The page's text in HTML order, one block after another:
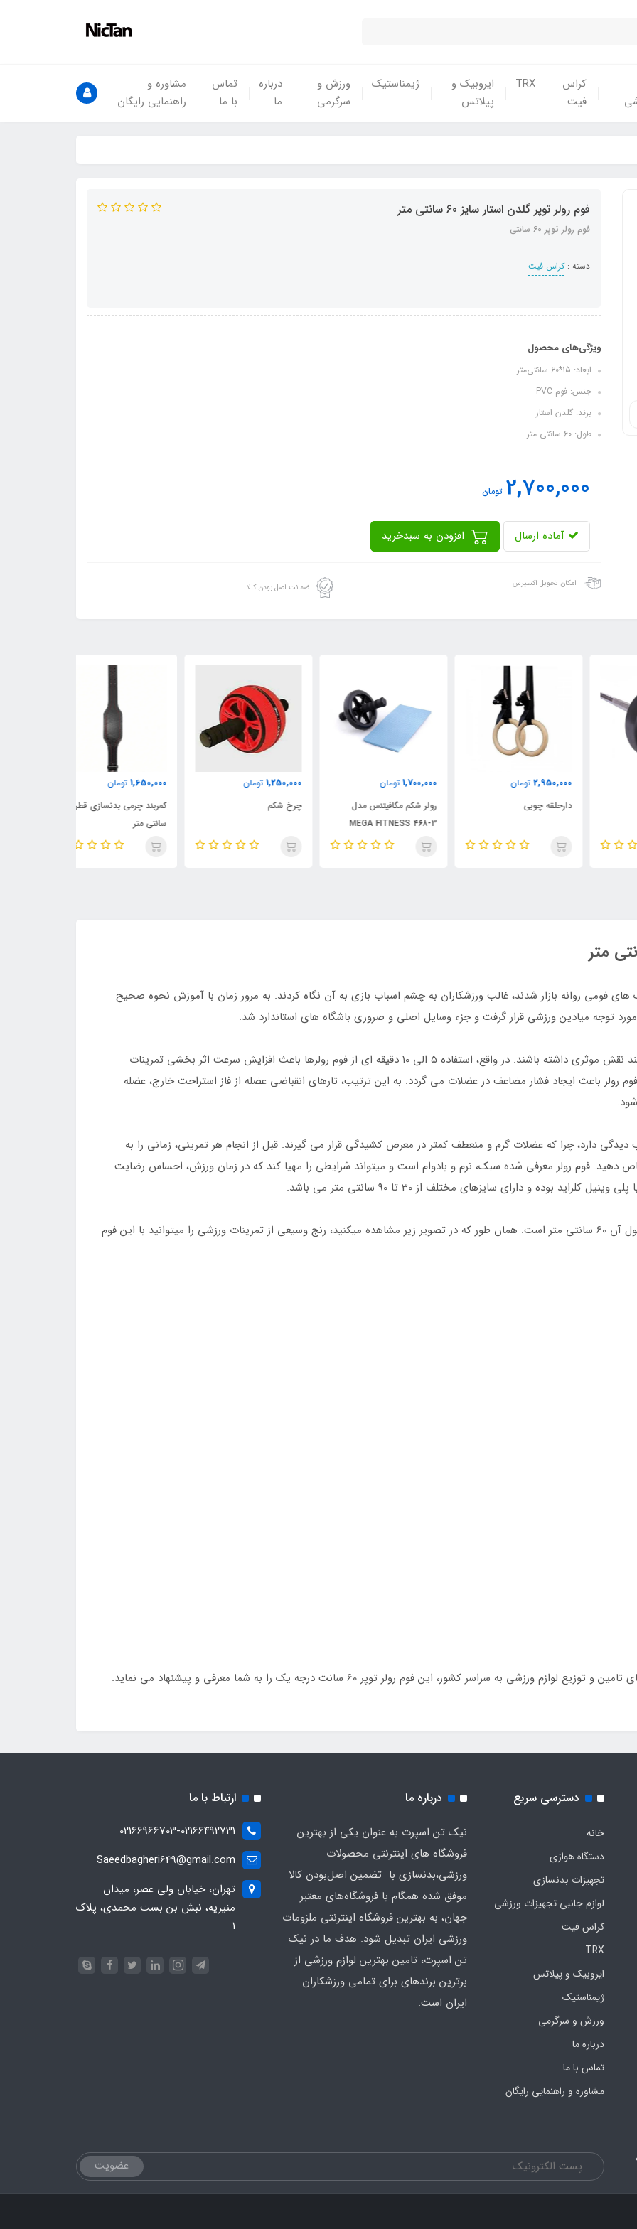
کراس
فیت
TRX
ایروبیک و
پیلاتس
ژیمناستیک
ورزش و
سرگرمی
درباره
ما
تماس
با ما
مشاوره و
راهنمایی رایگان
فوم رولر توپر گلدن استار سایز 60 سانتی متر
فوم رولر توپر 60 سانتی
دسته :کراس فیت
ویژگی‌های محصول
ابعاد: 15*60 سانتی‌متر
جنس: فوم PVC
برند: گلدن استار
طول: 60 سانتی متر
2,700,000 تومان
آماده ارسال
امکان تحویل اکسپرس ضمانت اصل بودن کالا
2,950,000 تومان
دارحلقه چوبی
1,700,000 تومان
رولر شکم مگافیتنس مدل
1,250,000 تومان
چرخ شکم
1,650,000 تومان
کمربند چرمی بدنسازی قطر 8
سانتی متر
های فومی روانه بازار شدند، غالب ورزشکاران به چشم اسباب بازی به آن نگاه کردند. به مرور زمان با آموزش نحوه صحیح
توجه میادین ورزشی قرار گرفت و جزء وسایل اصلی و ضروری باشگاه های استاندارد شد.
فوم رولر ها در تمرینات افزایش حجم عضلانی میتوانند نقش موثری داشته باشند. در واقع، استفاده ۵ الی ۱۰ دقیقه ای از فوم رولرها باعث افزایش سرعت اثر بخشی تمرینات
باعث ایجاد فشار مضاعف در عضلات می گردد. به این ترتیب، تارهای انقباضی عضله از فاز استراحت خارج، عضله
دارد، چرا که عضلات گرم و منعطف کمتر در معرض کشیدگی قرار می گیرند. قبل از انجام هر تمرینی، زمانی را به
دهید. فوم رولر معرفی شده سبک، نرم و بادوام است و میتواند شرایطی را مهیا کند که در زمان ورزش، احساس رضایت
فوم رولر توپر معرفی شده تولید برند گلدن استار و طول آن 60 سانتی متر است. همان طور که در تصویر زیر مشاهده میکنید، رنج وسیعی از تمرینات ورزشی را میتوانید با این فوم
به سراسر کشور، این فوم رولر توپر 60 سانت درجه یک را به شما معرفی و پیشنهاد می نماید.
دسترسی سریع
خانه
دستگاه هوازی
تجهیزات بدنسازی
لوازم جانبی تجهیزات ورزشی
کراس فیت
TRX
ایروبیک و پیلاتس
ژیمناستیک
ورزش و سرگرمی
درباره ما
تماس با ما
مشاوره و راهنمایی رایگان
درباره ما
نیک تن اسپرت به عنوان یکی از بهترین
فروشگاه های اینترنتی محصولات
ورزشی،بدنسازی با تضمین اصل‌بودن کالا
موفق شده همگام با فروشگاه‌های معتبر
جهان، به بهترین فروشگاه اینترنتی ملزومات
ورزشی ایران تبدیل شود. هدف ما در نیک
تن اسپرت، تامین بهترین لوازم ورزشی از
برترین برندهای برای تمامی ورزشکاران
ایران است.
ارتباط با ما
02166966703-02166492731
Saeedbagheri649@gmail.com
تهران، خیابان ولی عصر، میدان
منیریه، نبش بن بست محمدی، پلاک
۱
عضویت